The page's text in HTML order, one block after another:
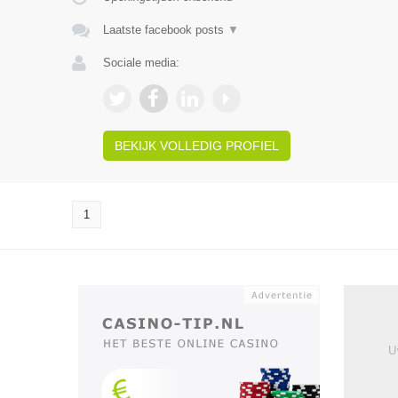
Laatste facebook posts ▼
Sociale media:
BEKIJK VOLLEDIG PROFIEL
1